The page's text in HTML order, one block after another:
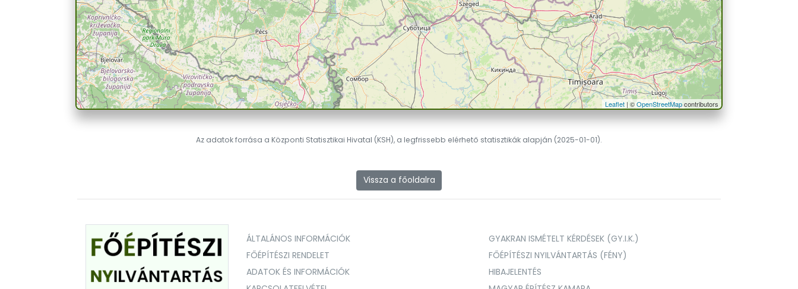
Leaflet | ©OpenStreetMapcontributors
Az adatok forrása a Központi Statisztikai Hivatal (KSH), a legfrissebb elérhető statisztikák alapján (2025-01-01).
Vissza a főoldalra
ÁLTALÁNOS INFORMÁCIÓK
GYAKRAN ISMÉTELT KÉRDÉSEK (GY.I.K.)
FŐÉPÍTÉSZI RENDELET
FŐÉPÍTÉSZI NYILVÁNTARTÁS (FÉNY)
ADATOK ÉS INFORMÁCIÓK
HIBAJELENTÉS